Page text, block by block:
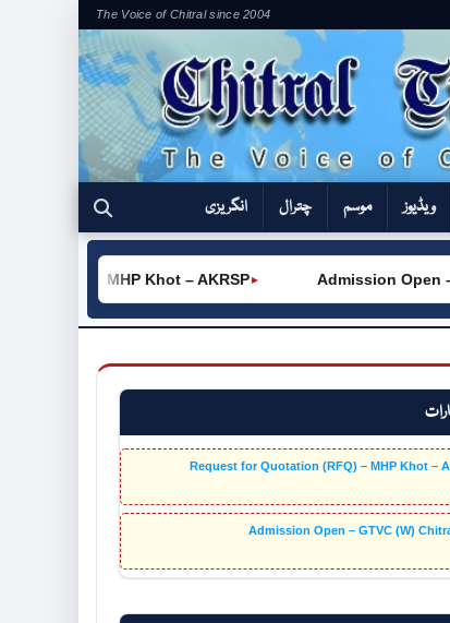
The Voice of Chitral since 2004
ویڈیوز موسم چترال انگریزی
►
– MHP Khot – AKRSP Admission Open –
Request for Quotation (RFQ) – MHP Khot –
Admission Open – GTVC (W)